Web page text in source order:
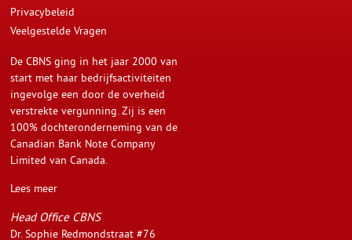
Privacybeleid
Veelgestelde Vragen
De CBNS ging in het jaar 2000 van
start met haar bedrijfsactiviteiten
ingevolge een door de overheid
verstrekte vergunning. Zij is een
100% dochteronderneming van de
Canadian Bank Note Company
Limited van Canada.
Lees meer
Head Office CBNS
Dr. Sophie Redmondstraat #76